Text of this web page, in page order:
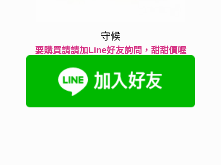
守候
要購買請請加Line好友詢問，甜甜價喔